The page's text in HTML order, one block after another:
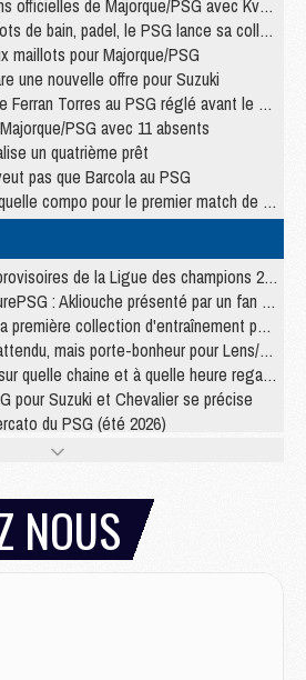
de Majorque/PSG avec Kvara et de nombreux jeunes
bain, padel, le PSG lance sa collection été
maillots pour Majorque/PSG
une nouvelle offre pour Suzuki
Torres au PSG réglé avant le 12 août ?
PSG avec 11 absents
un quatrième prêt
pas que Barcola au PSG
pour le premier match de la saison 2026/27 ?
de la Ligue des champions 2026/27
: Akliouche présenté par un fan de Monaco
collection d'entraînement pour 2026/2027
mais porte-bonheur pour Lens/PSG
chaine et à quelle heure regarder le match ?
pour Suzuki et Chevalier se précise
du PSG (été 2026)
première offre du PSG pour Godts
très loin du compte pour Barcola
NOUS